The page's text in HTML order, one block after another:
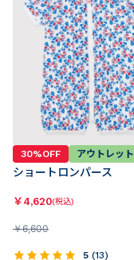
30%OFF アウトレット
ショートロンパース
￥ 4,620(税込)
￥6,600
5 (13)